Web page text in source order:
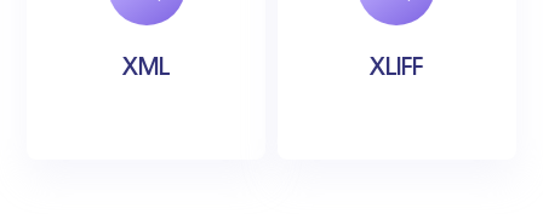
XML XLIFF